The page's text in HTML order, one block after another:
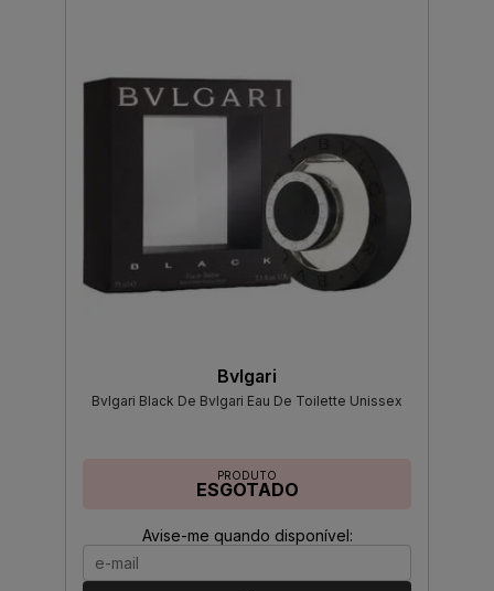
Bvlgari
Bvlgari Black De Bvlgari Eau De Toilette Unissex
PRODUTO
ESGOTADO
Avise-me quando disponível: